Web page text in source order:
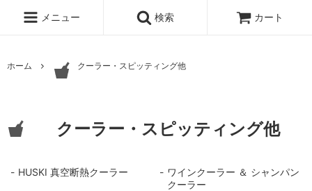
メニュー 検索 カート
ホーム クーラー・スピッティング他
クーラー・スピッティング他
HUSKI 真空断熱クーラー
ワインクーラー ＆ シャンパン
クーラー